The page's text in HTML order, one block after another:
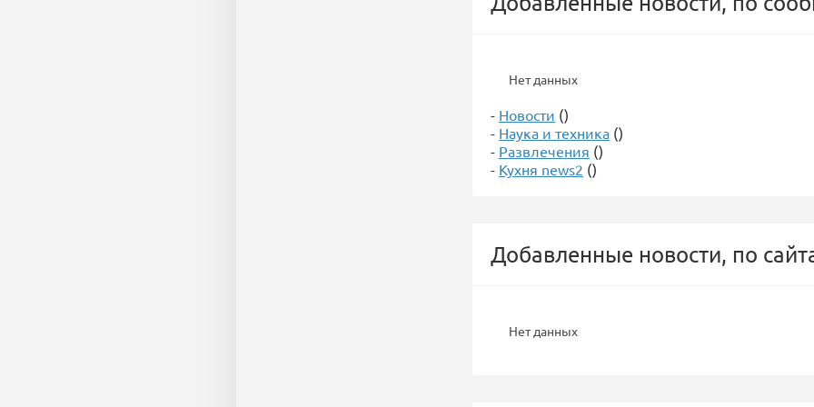
Нет данных
- Новости ()
- Наука и техника ()
- Развлечения ()
- Кухня news2 ()
Добавленные новости, по
Нет данных